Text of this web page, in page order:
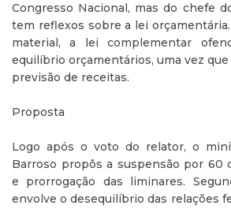
Congresso Nacional, mas do chefe
tem reflexos sobre a lei
material, a lei complementar
equilíbrio orçamentários, uma vez
previsão de receitas.
Proposta
Logo após o voto do relator, o
Barroso propôs a suspensão por 60
e prorrogação das liminares.
envolve o desequilíbrio das relações